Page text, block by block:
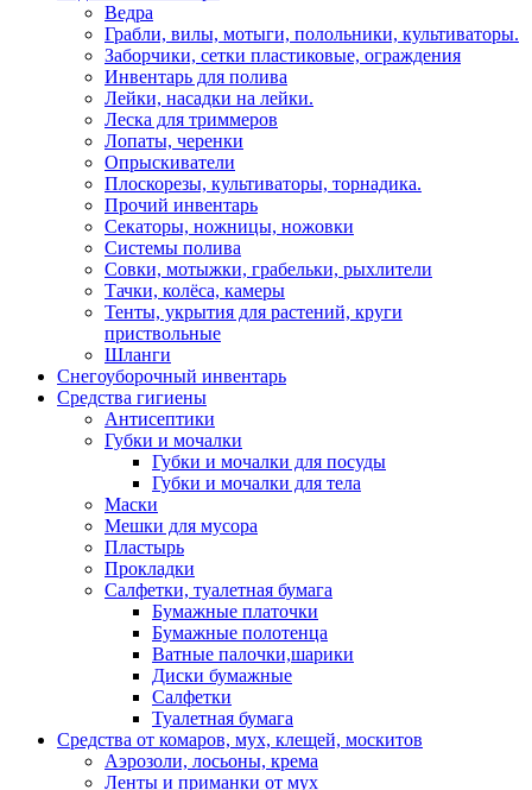
Ведра
Грабли, вилы, мотыги, полольники, культиваторы.
Заборчики, сетки пластиковые, ограждения
Инвентарь для полива
Лейки, насадки на лейки.
Леска для триммеров
Лопаты, черенки
Опрыскиватели
Плоскорезы, культиваторы, торнадика.
Прочий инвентарь
Секаторы, ножницы, ножовки
Системы полива
Совки, мотыжки, грабельки, рыхлители
Тачки, колёса, камеры
Тенты, укрытия для растений, круги
приствольные
Шланги
Снегоуборочный инвентарь
Средства гигиены
Антисептики
Губки и мочалки
Губки и мочалки для посуды
Губки и мочалки для тела
Маски
Мешки для мусора
Пластырь
Прокладки
Салфетки, туалетная бумага
Бумажные платочки
Бумажные полотенца
Ватные палочки,шарики
Диски бумажные
Салфетки
Туалетная бумага
Средства от комаров, мух, клещей, москитов
Аэрозоли, лосьоны, крема
Ленты и приманки от мух